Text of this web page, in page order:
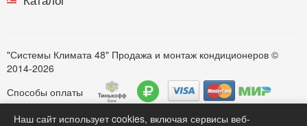
"Системы Климата 48" Продажа и монтаж кондиционеров ©
2014-2026
Способы оплаты
Наш сайт использует cookies, включая сервисы веб-